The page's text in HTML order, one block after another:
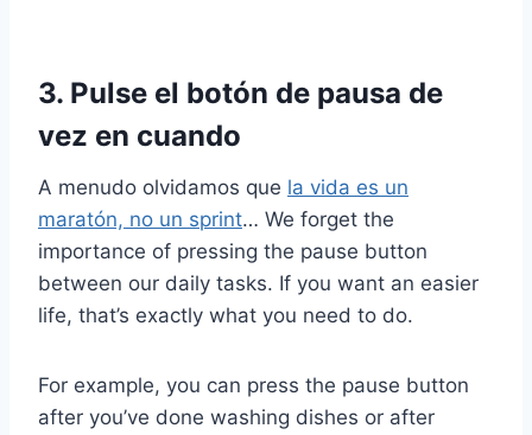
3. Pulse el botón de pausa de
vez en cuando
A menudo olvidamos que la vida es un
maratón, no un sprint… We forget the
importance of pressing the pause button
between our daily tasks. If you want an easier
life, that’s exactly what you need to do.
For example, you can press the pause button
after you’ve done washing dishes or after